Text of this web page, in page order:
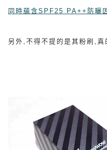
同時蘊含SPF25 PA++防曬
另外,不得不提的是其粉刷,